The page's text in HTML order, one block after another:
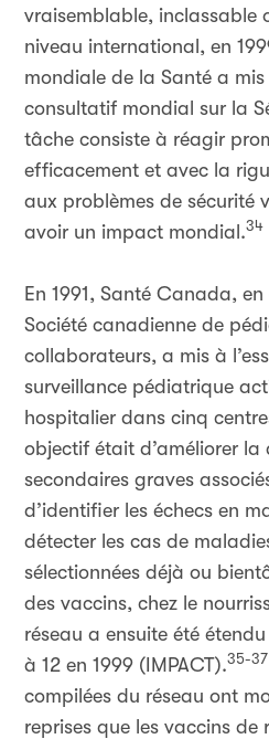
vraisemblable, inclassable
niveau international, en
mondiale de la Santé a
consultatif mondial sur la
tâche consiste à réagir
efficacement et avec la
aux problèmes de sécurité
avoir un impact mondial.34
En 1991, Santé Canada,
Société canadienne de
collaborateurs, a mis à
surveillance pédiatrique
hospitalier dans cinq
objectif était d’améliorer la
secondaires graves
d’identifier les échecs en
détecter les cas de
sélectionnées déjà ou
des vaccins, chez le
réseau a ensuite été
à 12 en 1999 (IMPACT).35-37
compilées du réseau ont
reprises que les vaccins de